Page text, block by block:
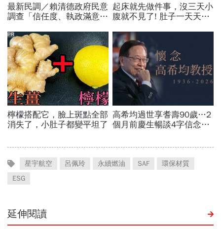
星宇航空 呂佩玲 永續燃油 SAF
環保材質
ESG
延伸閱讀